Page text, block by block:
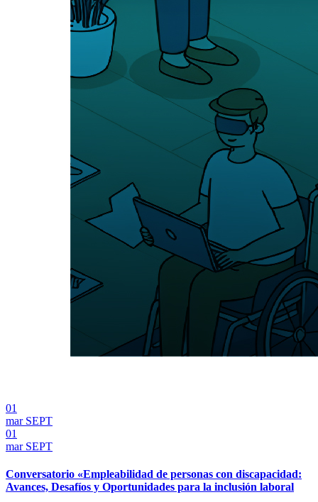
01
mar SEPT
01
mar SEPT
Conversatorio «Empleabilidad de personas con discapacidad:
Avances, Desafíos y Oportunidades para la inclusión laboral